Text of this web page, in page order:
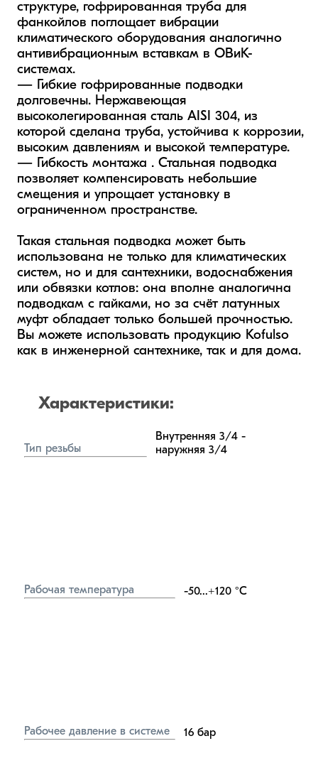
структуре, гофрированная труба для
фанкойлов поглощает вибрации
климатического оборудования аналогично
антивибрационным вставкам в ОВиК-
системах.
— Гибкие гофрированные подводки
долговечны. Нержавеющая
высоколегированная сталь AISI 304, из
которой сделана труба, устойчива к коррозии,
высоким давлениям и высокой температуре.
— Гибкость монтажа . Стальная подводка
позволяет компенсировать небольшие
смещения и упрощает установку в
ограниченном пространстве.
Такая стальная подводка может быть
использована не только для климатических
систем, но и для сантехники, водоснабжения
или обвязки котлов: она вполне аналогична
подводкам с гайками, но за счёт латунных
муфт обладает только большей прочностью.
Вы можете использовать продукцию Kofulso
как в инженерной сантехнике, так и для дома.
Характеристики:
Тип резьбы
Внутренняя 3/4 -
наружняя 3/4
Рабочая температура -50...+120 °C
Рабочее давление в системе 16 бар